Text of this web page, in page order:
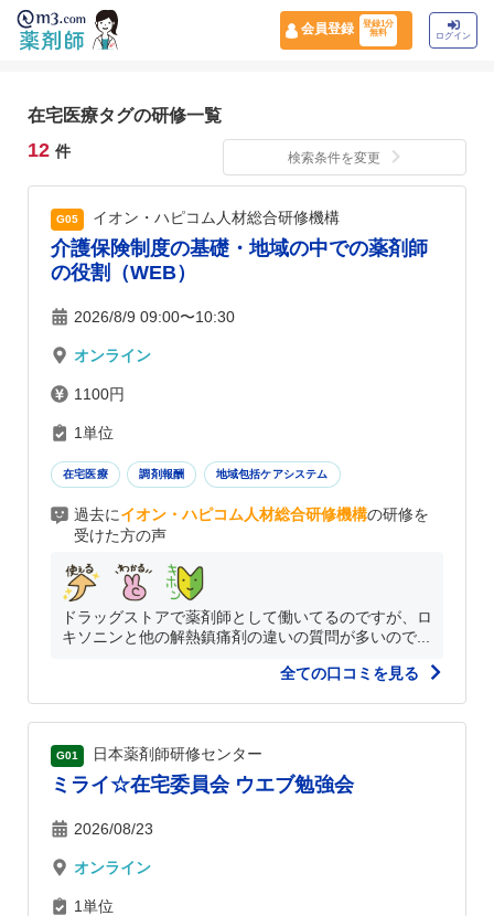
会員登録
登録1分
無料
ログイン
在宅医療タグの研修一覧
12 件 検索条件を変更
G05 イオン・ハピコム人材総合研修機構
介護保険制度の基礎・地域の中での薬剤師
の役割（WEB）
2026/8/9 09:00〜10:30
オンライン
1100円
1単位
在宅医療 調剤報酬 地域包括ケアシステム
過去にイオン・ハピコム人材総合研修機構の研修を
受けた方の声
ドラッグストアで薬剤師として働いてるのですが、ロ
キソニンと他の解熱鎮痛剤の違いの質問が多いので...
全ての口コミを見る
G01 日本薬剤師研修センター
ミライ☆在宅委員会 ウエブ勉強会
2026/08/23
オンライン
1単位